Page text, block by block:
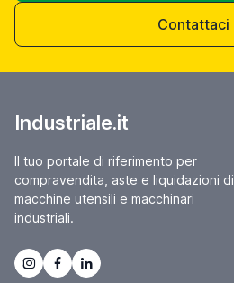
Contattaci
Industriale.it
Il tuo portale di riferimento per
compravendita, aste e liquidazioni di
macchine utensili e macchinari
industriali.